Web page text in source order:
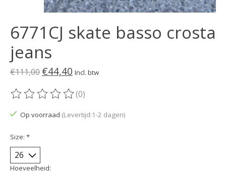
6771CJ skate basso crosta
jeans
€111,00 €44,40 Incl. btw
De beoordeling van dit product is
(0)
Op voorraad (Levertijd:1-2 dagen)
Size: *
Hoeveelheid: